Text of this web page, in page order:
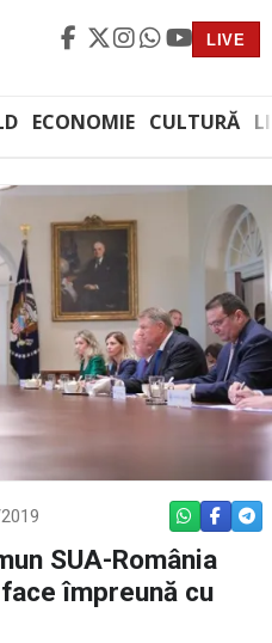
LIVE
ECONOMIE CULTURĂ
WHATSAPP
SUA-România
împreună cu